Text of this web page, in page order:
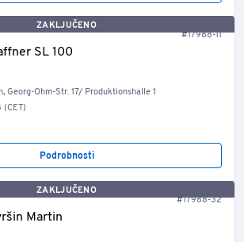
ZAKLJUČENO
#17988-11
SL 100
Georg-Ohm-Str. 17/ Produktionshalle 1
(CET)
Podrobnosti
ZAKLJUČENO
#17988-32
Martin